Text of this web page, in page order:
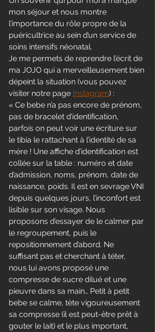
mon séjour et nous montre
l’importance du rôle propre de la
puéricultrice au sein d’un service de
soins intensifs néonatal.
Je me permets de reprendre l’écrit de
ma JOJO qui a merveilleusement bien
dépeint la situation (vous pouvez
visiter notre page Instagram) :
« Ce bebe n’a pas encore de prénom,
pas de bracelet d’identification,
parfois on peut voir une écriture sur
le tibia le rattachant à l’identité de sa
mère ! Une affiche d’identification est
collée sur la table : numéro et date
d’admission, noms, prénom, date de
naissance, poids. Il est en sevrage VNI
depuis quelques jours, l’inconfort est
lisible sur son visage. Nous
proposons d’essayer de le calmer par
le regroupement, puis le
repositionnement d’abord. Ne
suffisant pas et cherchant à téter,
nous lui avons proposé une
compresse de sucre dilué et une
pieuvre dans sa main… Petit à petit
bebe se calme, tète vigoureusement
sa compresse (il est peut-être prêt à
gouter le lait) et le plus important,